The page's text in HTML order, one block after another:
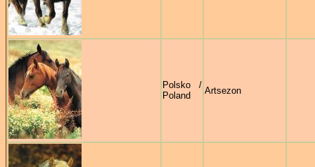
Polsko /
Poland
Artsezon